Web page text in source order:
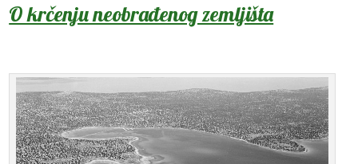
O krčenju neobrađenog zemljišta